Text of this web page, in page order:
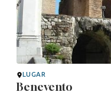
LUGAR
Benevento